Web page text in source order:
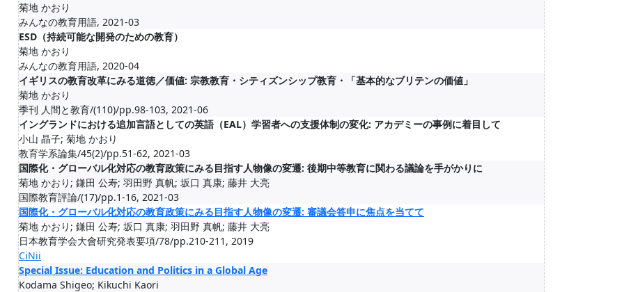
菊地 かおり
みんなの教育用語, 2021-03
ESD（持続可能な開発のための教育）
菊地 かおり
みんなの教育用語, 2020-04
イギリスの教育改革にみる道徳／価値: 宗教教育・シティズンシップ教育・「基本的なブリテンの価値」
菊地 かおり
季刊 人間と教育/(110)/pp.98-103, 2021-06
イングランドにおける追加言語としての英語（EAL）学習者への支援体制の変化: アカデミーの事例に着目して
小山 晶子; 菊地 かおり
教育学系論集/45(2)/pp.51-62, 2021-03
国際化・グローバル化対応の教育政策にみる目指す人物像の変遷: 後期中等教育に関わる議論を手がかりに
菊地 かおり; 鎌田 公寿; 羽田野 真帆; 坂口 真康; 藤井 大亮
国際教育評論/(17)/pp.1-16, 2021-03
国際化・グローバル化対応の教育政策にみる目指す人物像の変遷: 審議会答申に焦点を当てて
菊地 かおり; 鎌田 公寿; 坂口 真康; 羽田野 真帆; 藤井 大亮
日本教育学会大會研究発表要項/78/pp.210-211, 2019
CiNii
Special Issue: Education and Politics in a Global Age
Kodama Shigeo; Kikuchi Kaori